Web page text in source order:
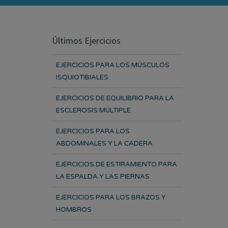
Últimos Ejercicios
EJERCICIOS PARA LOS MÚSCULOS
ISQUIOTIBIALES
EJERCICIOS DE EQUILIBRIO PARA LA
ESCLEROSIS MÚLTIPLE
EJERCICIOS PARA LOS
ABDOMINALES Y LA CADERA
EJERCICIOS DE ESTIRAMIENTO PARA
LA ESPALDA Y LAS PIERNAS
EJERCICIOS PARA LOS BRAZOS Y
HOMBROS